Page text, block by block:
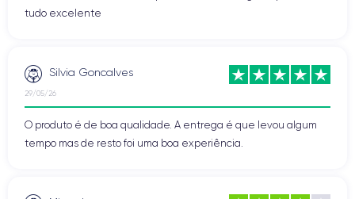
tudo excelente
Silvia Goncalves
29/05/26
O produto é de boa qualidade. A entrega é que levou algum
tempo mas de resto foi uma boa experiência.